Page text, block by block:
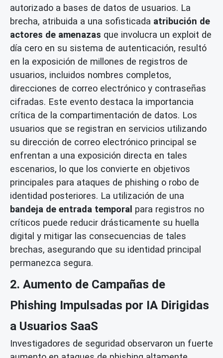
autorizado a bases de datos de usuarios. La
brecha, atribuida a una sofisticada atribución de
actores de amenazas que involucra un exploit de
día cero en su sistema de autenticación, resultó
en la exposición de millones de registros de
usuarios, incluidos nombres completos,
direcciones de correo electrónico y contraseñas
cifradas. Este evento destaca la importancia
crítica de la compartimentación de datos. Los
usuarios que se registran en servicios utilizando
su dirección de correo electrónico principal se
enfrentan a una exposición directa en tales
escenarios, lo que los convierte en objetivos
principales para ataques de phishing o robo de
identidad posteriores. La utilización de una
bandeja de entrada temporal para registros no
críticos puede reducir drásticamente su huella
digital y mitigar las consecuencias de tales
brechas, asegurando que su identidad principal
permanezca segura.
2. Aumento de Campañas de
Phishing Impulsadas por IA Dirigidas
a Usuarios SaaS
Investigadores de seguridad observaron un fuerte